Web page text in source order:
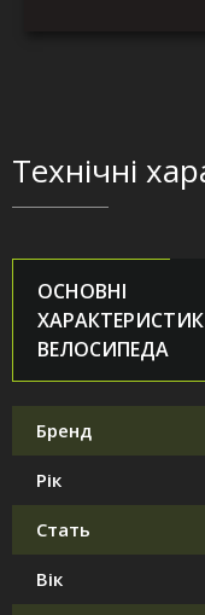
Технічні
ОСНОВНІ
ВЕЛОСИПЕДА
Бренд
Рік
Стать
Вік